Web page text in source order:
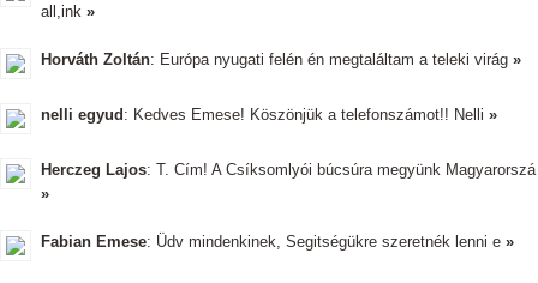
all,ink »
Horváth Zoltán: Európa nyugati felén én megtaláltam a teleki virág »
nelli egyud : Kedves Emese! Köszönjük a telefonszámot!! Nelli »
Herczeg Lajos: T. Cím! A Csíksomlyói búcsúra megyünk Magyarorszá
»
Fabian Emese: Üdv mindenkinek, Segitségükre szeretnék lenni e »